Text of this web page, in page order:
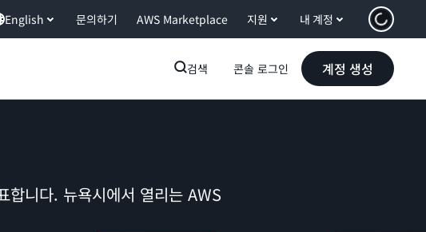
English 문의하기 AWS Marketplace 지원 내 계정
검색 콘솔 로그인 계정 생성
합니다. 뉴욕시에서 열리는 AWS